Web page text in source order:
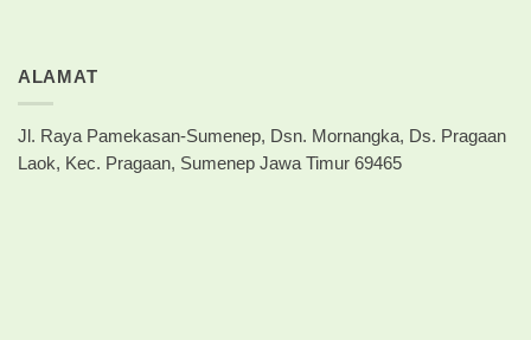
ALAMAT
Jl. Raya Pamekasan-Sumenep, Dsn. Mornangka, Ds. Pragaan
Laok, Kec. Pragaan, Sumenep Jawa Timur 69465